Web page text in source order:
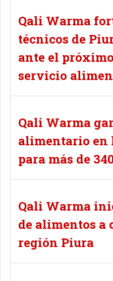
Qali Warma
técnicos de
ante el
servicio
Qali Warma
alimentario en
para más de
Qali Warma
de alimentos a
región Piura